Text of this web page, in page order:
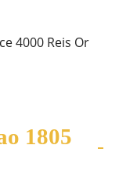
4000 Reis Or
1805